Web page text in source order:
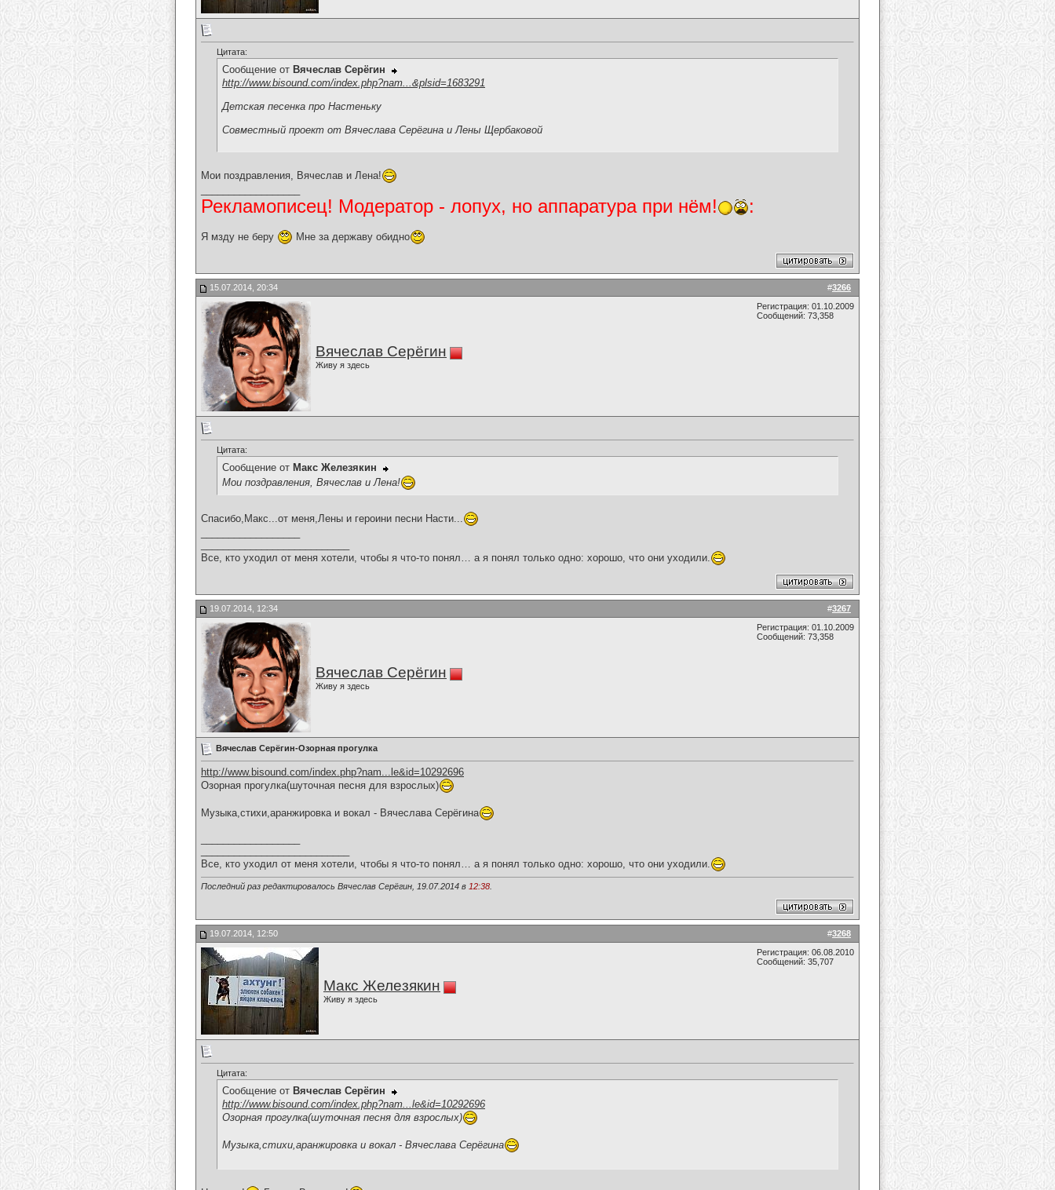
Цитата:
Сообщение от Вячеслав Серёгин
http://www.bisound.com/index.php?nam...&plsid=1683291
Детская песенка про Настеньку
Совместный проект от Вячеслава Серёгина и Лены Щербаковой
Мои поздравления, Вячеслав и Лена!
Рекламописец! Модератор - лопух, но аппаратура при нём! :
Я мзду не беру Мне за державу обидно
#3266
15.07.2014, 20:34
Вячеслав Серёгин
Живу я здесь
Регистрация: 01.10.2009
Сообщений: 73,358
Цитата:
Сообщение от Макс Железякин
Мои поздравления, Вячеслав и Лена!
Спасибо,Макс...от меня,Лены и героини песни Насти...
Все, кто уходил от меня хотели, чтобы я что-то понял… а я понял только одно: хорошо, что они уходили.
#3267
19.07.2014, 12:34
Вячеслав Серёгин
Живу я здесь
Регистрация: 01.10.2009
Сообщений: 73,358
Вячеслав Серёгин-Озорная прогулка
http://www.bisound.com/index.php?nam...le&id=10292696
Озорная прогулка(шуточная песня для взрослых)
Музыка,стихи,аранжировка и вокал - Вячеслава Серёгина
Все, кто уходил от меня хотели, чтобы я что-то понял… а я понял только одно: хорошо, что они уходили.
Последний раз редактировалось Вячеслав Серёгин, 19.07.2014 в 12:38
#3268
19.07.2014, 12:50
Макс Железякин
Живу я здесь
Регистрация: 06.08.2010
Сообщений: 35,707
Цитата:
Сообщение от Вячеслав Серёгин
http://www.bisound.com/index.php?nam...le&id=10292696
Озорная прогулка(шуточная песня для взрослых)
Музыка,стихи,аранжировка и вокал - Вячеслава Серёгина